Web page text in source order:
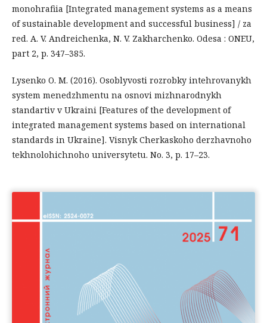
monohrafiia [Integrated management systems as a means
of sustainable development and successful business] / za
red. A. V. Andreichenka, N. V. Zakharchenko. Odesa : ONEU,
part 2, p. 347–385.
Lysenko O. M. (2016). Osoblyvosti rozrobky intehrovanykh
system menedzhmentu na osnovi mizhnarodnykh
standartiv v Ukraini [Features of the development of
integrated management systems based on international
standards in Ukraine]. Visnyk Cherkaskoho derzhavnoho
tekhnolohichnoho universytetu. No. 3, p. 17–23.